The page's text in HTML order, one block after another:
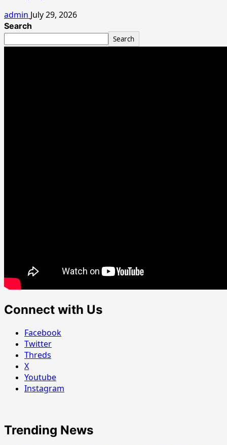
admin July 29, 2026
Search
Search
Connect with Us
Facebook
Twitter
Threds
X
Youtube
Instagram
Trending News